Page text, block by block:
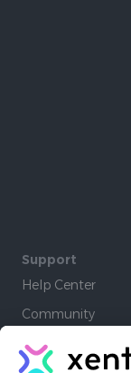
Support
Help Center
Community
Academy